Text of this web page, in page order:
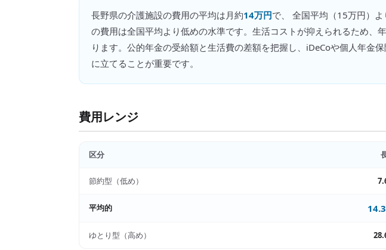
長野県の介護施設の費用の平均は月約14万円で、 全国平均（15万円）よ
の費用は全国平均より低めの水準です。生活コストが抑えられるため、
ります。公的年金の受給額と生活費の差額を把握し、iDeCoや個人年金
に立てることが重要です。
費用レンジ
区分
節約型（低め）
平均的
ゆとり型（高め）